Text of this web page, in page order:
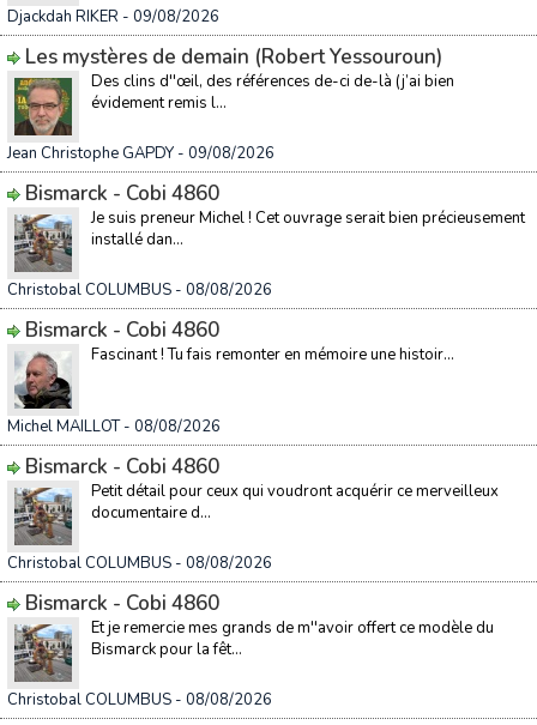
Djackdah RIKER - 09/08/2026
Les mystères de demain (Robert Yessouroun)
Des clins d''œil, des références de-ci de-là (j’ai bien
évidement remis l...
Jean Christophe GAPDY - 09/08/2026
Bismarck - Cobi 4860
Je suis preneur Michel ! Cet ouvrage serait bien précieusement
installé dan...
Christobal COLUMBUS - 08/08/2026
Bismarck - Cobi 4860
Fascinant ! Tu fais remonter en mémoire une histoir...
Michel MAILLOT- 08/08/2026
Bismarck - Cobi 4860
Petit détail pour ceux qui voudront acquérir ce merveilleux
documentaire d...
Christobal COLUMBUS - 08/08/2026
Bismarck - Cobi 4860
Et je remercie mes grands de m''avoir offert ce modèle du
Bismarck pour la fêt...
Christobal COLUMBUS - 08/08/2026